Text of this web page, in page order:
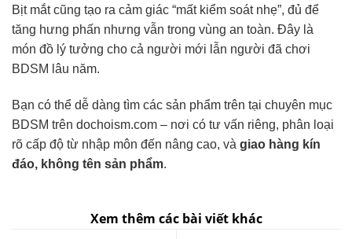
Bịt mắt cũng tạo ra cảm giác “mất kiểm soát nhẹ”, đủ để
tăng hưng phấn nhưng vẫn trong vùng an toàn. Đây là
món đồ lý tưởng cho cả người mới lẫn người đã chơi
BDSM lâu năm.
Bạn có thể dễ dàng tìm các sản phẩm trên tại chuyên mục
BDSM trên dochoism.com – nơi có tư vấn riêng, phân loại
rõ cấp độ từ nhập môn đến nâng cao, và giao hàng kín
đáo, không tên sản phẩm.